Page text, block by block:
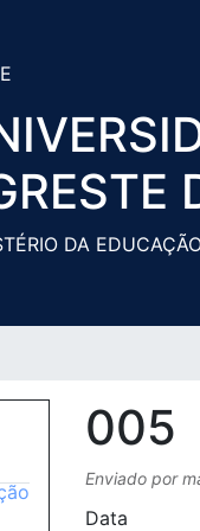
DA
005
Enviado por
Data